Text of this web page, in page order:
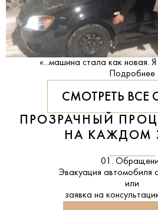
«...машина стала как новая.
Подробнее
СМОТРЕТЬ ВСЕ
ПРОЗРАЧНЫЙ
НА КАЖДОМ
01.
Эвакуация автомобиля
или
заявка на